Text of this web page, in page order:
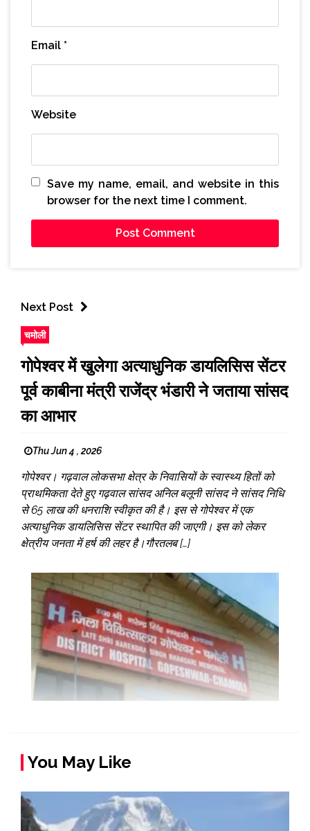
Email *
Website
Save my name, email, and website in this
browser for the next time I comment.
Next Post
चमोली
गोपेश्वर में खुलेगा अत्याधुनिक डायलिसिस सेंटर
पूर्व काबीना मंत्री राजेंद्र भंडारी ने जताया सांसद
का आभार
Thu Jun 4 , 2026
गोपेश्वर। गढ़वाल लोकसभा क्षेत्र के निवासियों के स्वास्थ्य हितों को
प्राथमिकता देते हुए गढ़वाल सांसद अनिल बलूनी सांसद ने सांसद निधि
से 65 लाख की धनराशि स्वीकृत की है। इस से गोपेश्वर में एक
अत्याधुनिक डायलिसिस सेंटर स्थापित की जाएगी। इस को लेकर
क्षेत्रीय जनता में हर्ष की लहर है।गौरतलब […]
You May Like